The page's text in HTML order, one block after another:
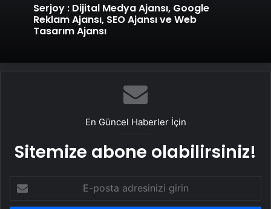
Serjoy : Dijital Medya Ajansı, Google
Reklam Ajansı, SEO Ajansı ve Web
Tasarım Ajansı
En Güncel Haberler İçin
Sitemize abone olabilirsiniz!
posta
adresinizi